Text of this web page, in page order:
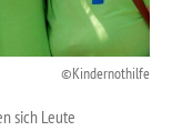
Kindernothilfe
sich Leute